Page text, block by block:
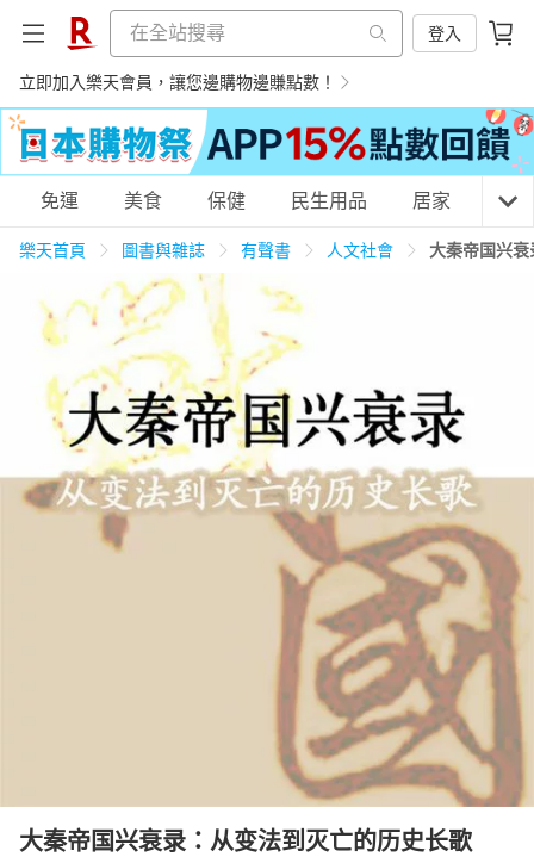
登入
立即加入樂天會員，讓您邊購物邊賺點數！
購物網分類
天天免運 美食蛋糕 養生保健
居家生活 3C家電 運動休閒 親子玩具
化妝保養 情趣用品
免運 美食 保健 民生用品 居家 3C
樂天首頁 圖書與雜誌 有聲書 人文社會 大秦帝国兴
大秦帝国兴衰录：从变法到灭亡的历史长歌